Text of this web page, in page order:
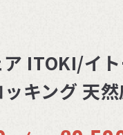
ITOKI/イ
キング 天